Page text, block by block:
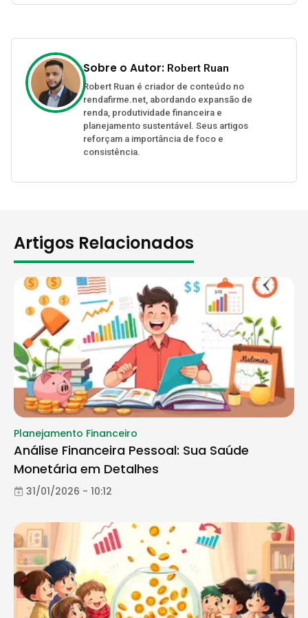
Sobre o Autor: Robert Ruan
Robert Ruan é criador de conteúdo no
rendafirme.net, abordando expansão de
renda, produtividade financeira e
planejamento sustentável. Seus artigos
reforçam a importância de foco e
consistência.
Artigos Relacionados
Planejamento Financeiro
Análise Financeira Pessoal: Sua Saúde
Monetária em Detalhes
31/01/2026 - 10:12